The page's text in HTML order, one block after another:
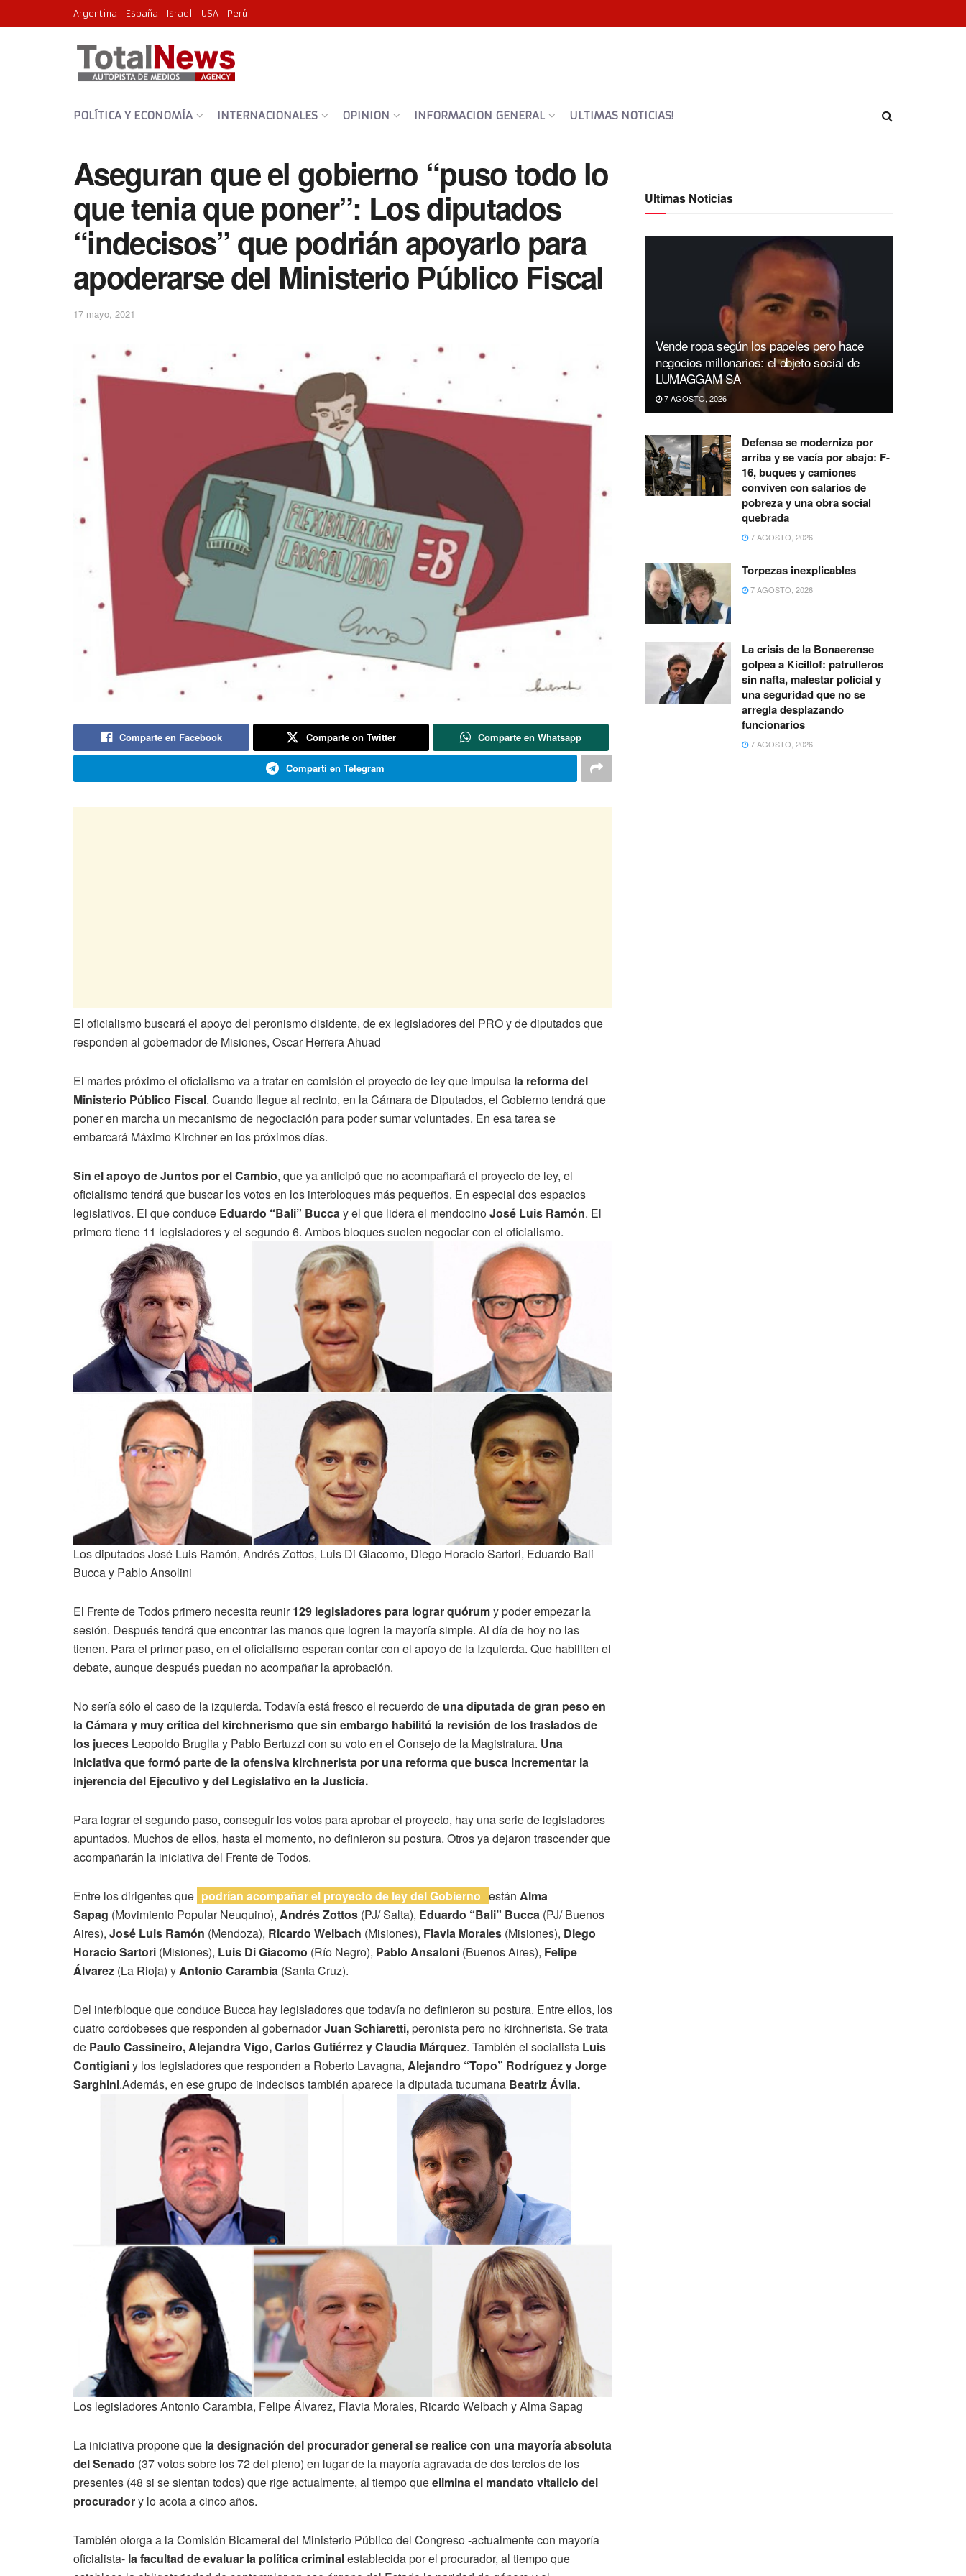
Argentina España Israel USA Perú
POLÍTICA Y ECONOMÍA INTERNACIONALES OPINION INFORMACION GENERAL ULTIMAS NOTICIAS!
Aseguran que el gobierno “puso todo lo
que tenia que poner”: Los diputados
“indecisos” que podrián apoyarlo para
apoderarse del Ministerio Público Fiscal
17 mayo, 2021
Comparte en Facebook Comparte on Twitter Comparte en Whatsapp
Comparti en Telegram
El oficialismo buscará el apoyo del peronismo disidente, de ex legisladores del PRO y de diputados que
responden al gobernador de Misiones, Oscar Herrera Ahuad
El martes próximo el oficialismo va a tratar en comisión el proyecto de ley que impulsa la reforma del
Ministerio Público Fiscal. Cuando llegue al recinto, en la Cámara de Diputados, el Gobierno tendrá que
poner en marcha un mecanismo de negociación para poder sumar voluntades. En esa tarea se
embarcará Máximo Kirchner en los próximos días.
Sin el apoyo de Juntos por el Cambio, que ya anticipó que no acompañará el proyecto de ley, el
oficialismo tendrá que buscar los votos en los interbloques más pequeños. En especial dos espacios
legislativos. El que conduce Eduardo “Bali” Buccay el que lidera el mendocinoJosé Luis Ramón. El
primero tiene 11 legisladores y el segundo 6. Ambos bloques suelen negociar con el oficialismo.
Los diputados José Luis Ramón, Andrés Zottos, Luis Di Giacomo, Diego Horacio Sartori, Eduardo Bali
Bucca y Pablo Ansolini
El Frente de Todos primero necesita reunir129 legisladores para lograr quórumy poder empezar la
sesión. Después tendrá que encontrar las manos que logren la mayoría simple. Al día de hoy no las
tienen. Para el primer paso, en el oficialismo esperan contar con el apoyo de la Izquierda. Que habiliten el
debate, aunque después puedan no acompañar la aprobación.
No sería sólo el caso de la izquierda. Todavía está fresco el recuerdo de una diputada de gran peso en
la Cámara y muy crítica del kirchnerismo que sin embargo habilitó la revisión de los traslados de
los jueces Leopoldo Bruglia y Pablo Bertuzzi con su voto en el Consejo de la Magistratura. Una
iniciativa que formó parte de la ofensiva kirchnerista por una reforma que busca incrementar la
injerencia del Ejecutivo y del Legislativo en la Justicia.
Para lograr el segundo paso, conseguir los votos para aprobar el proyecto, hay una serie de legisladores
apuntados. Muchos de ellos, hasta el momento, no definieron su postura. Otros ya dejaron trascender que
acompañarán la iniciativa del Frente de Todos.
Entre los dirigentes que podrían acompañar el proyecto de ley del Gobierno están Alma
Sapag (Movimiento Popular Neuquino), Andrés Zottos (PJ/ Salta), Eduardo “Bali” Bucca (PJ/ Buenos
Aires), José Luis Ramón (Mendoza), Ricardo Welbach (Misiones), Flavia Morales (Misiones), Diego
Horacio Sartori (Misiones), Luis Di Giacomo (Río Negro), Pablo Ansaloni (Buenos Aires), Felipe
Álvarez (La Rioja) yAntonio Carambia (Santa Cruz).
Del interbloque que conduce Bucca hay legisladores que todavía no definieron su postura. Entre ellos, los
cuatro cordobeses que responden al gobernadorJuan Schiaretti,peronista pero no kirchnerista. Se trata
de Paulo Cassineiro, Alejandra Vigo, Carlos Gutiérrez y Claudia Márquez. También el socialista Luis
Contigianiy los legisladores que responden a Roberto Lavagna, Alejandro “Topo” Rodríguez y Jorge
Sarghini.Además, en ese grupo de indecisos también aparece la diputada tucumana Beatriz Ávila.
Los legisladores Antonio Carambia, Felipe Álvarez, Flavia Morales, Ricardo Welbach y Alma Sapag
La iniciativa propone que la designación del procurador general se realice con una mayoría absoluta
del Senado (37 votos sobre los 72 del pleno) en lugar de la mayoría agravada de dos tercios de los
presentes (48 si se sientan todos) que rige actualmente, al tiempo queelimina el mandato vitalicio del
procuradory lo acota a cinco años.
También otorga a la Comisión Bicameral del Ministerio Público del Congreso -actualmente con mayoría
oficialista- la facultad de evaluar la política criminalestablecida por el procurador, al tiempo que
Ultimas Noticias
Vende ropa según los papeles pero hace
negocios millonarios: el objeto social de
LUMAGGAM SA
7 AGOSTO, 2026
Defensa se moderniza por
arriba y se vacía por abajo: F-
16, buques y camiones
conviven con salarios de
pobreza y una obra social
quebrada
7 AGOSTO, 2026
Torpezas inexplicables
7 AGOSTO, 2026
La crisis de la Bonaerense
golpea a Kicillof: patrulleros
sin nafta, malestar policial y
una seguridad que no se
arregla desplazando
funcionarios
7 AGOSTO, 2026